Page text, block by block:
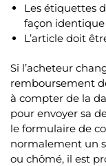
Les étiquettes
façon
L’article doit
Si l’acheteur
remboursement
à compter de la
pour envoyer sa
le formulaire de
normalement un
ou chômé, il est